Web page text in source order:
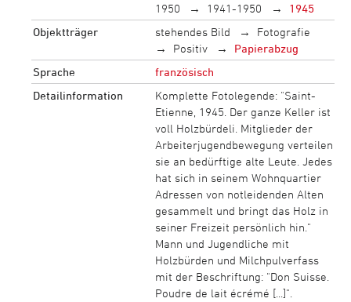
1950
1941-1950
1945
Objektträger
stehendes Bild
Fotografie
Positiv
Papierabzug
Sprache
französisch
Detailinformation
Komplette Fotolegende: "Saint-
Etienne, 1945. Der ganze Keller ist
voll Holzbürdeli. Mitglieder der
Arbeiterjugendbewegung verteilen
sie an bedürftige alte Leute. Jedes
hat sich in seinem Wohnquartier
Adressen von notleidenden Alten
gesammelt und bringt das Holz in
seiner Freizeit persönlich hin."
Mann und Jugendliche mit
Holzbürden und Milchpulverfass
mit der Beschriftung: "Don Suisse.
Poudre de lait écrémé [...]".